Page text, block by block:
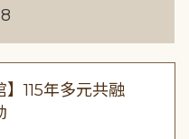
】115年多元共融